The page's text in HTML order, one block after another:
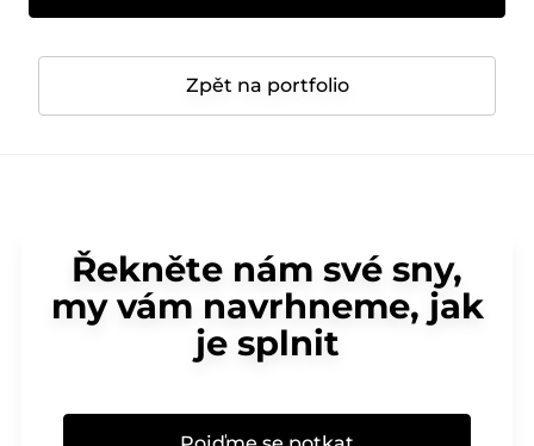
Zpět na portfolio
Řekněte nám své sny,
my vám navrhneme, jak
je splnit